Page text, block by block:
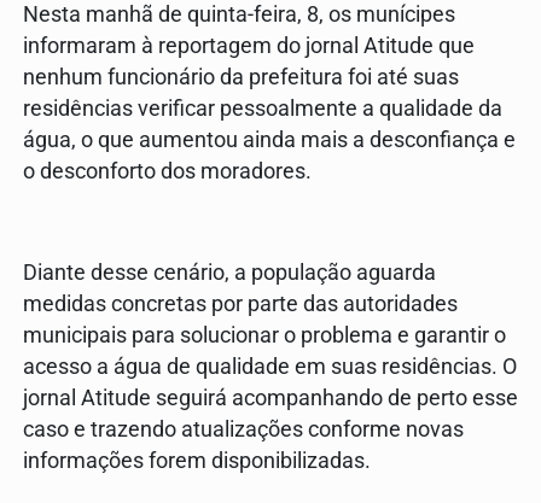
Nesta manhã de quinta-feira, 8, os munícipes
informaram à reportagem do jornal Atitude que
nenhum funcionário da prefeitura foi até suas
residências verificar pessoalmente a qualidade da
água, o que aumentou ainda mais a desconfiança e
o desconforto dos moradores.
Diante desse cenário, a população aguarda
medidas concretas por parte das autoridades
municipais para solucionar o problema e garantir o
acesso a água de qualidade em suas residências. O
jornal Atitude seguirá acompanhando de perto esse
caso e trazendo atualizações conforme novas
informações forem disponibilizadas.